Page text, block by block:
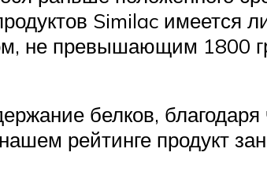
Similac имеется
не превышающим 1800
белков,
рейтинге продукт